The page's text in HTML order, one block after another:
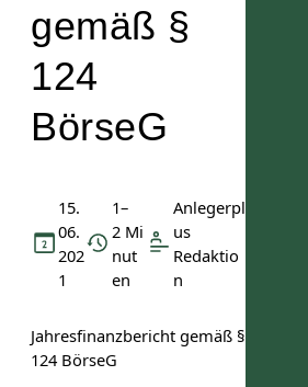
gemäß §
124
BörseG
15.
06.
202
1
1–
2 Mi
nut
en
Anlegerpl
us
Redaktio
n
Jahresfinanzbericht gemäß §
124 BörseG